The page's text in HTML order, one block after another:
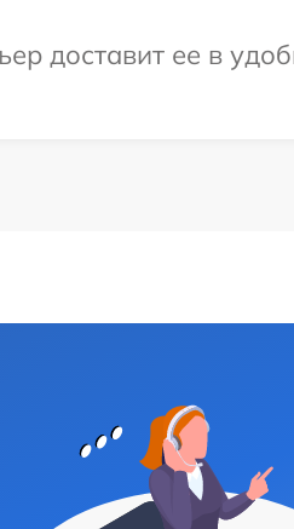
доставит ее в